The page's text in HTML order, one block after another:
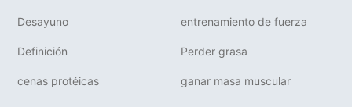
Desayuno entrenamiento de fuerza
Definición Perder grasa
cenas protéicas ganar masa muscular